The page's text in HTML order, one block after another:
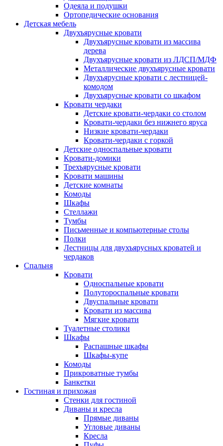
Одеяла и подушки
Ортопедические основания
Детская мебель
Двухъярусные кровати
Двухъярусные кровати из массива
дерева
Двухъярусные кровати из ЛДСП/МДФ
Металлические двухъярусные кровати
Двухъярусные кровати с лестницей-
комодом
Двухъярусные кровати со шкафом
Кровати чердаки
Детские кровати-чердаки со столом
Кровати-чердаки без нижнего яруса
Низкие кровати-чердаки
Кровати-чердаки с горкой
Детские односпальные кровати
Кровати-домики
Трехъярусные кровати
Кровати машины
Детские комнаты
Комоды
Шкафы
Стеллажи
Тумбы
Письменные и компьютерные столы
Полки
Лестницы для двухъярусных кроватей и
чердаков
Спальня
Кровати
Односпальные кровати
Полутороспальные кровати
Двуспальные кровати
Кровати из массива
Мягкие кровати
Туалетные столики
Шкафы
Распашные шкафы
Шкафы-купе
Комоды
Прикроватные тумбы
Банкетки
Гостиная и прихожая
Стенки для гостиной
Диваны и кресла
Прямые диваны
Угловые диваны
Кресла